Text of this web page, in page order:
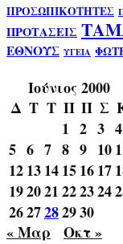
ΠΡΟΣΩΠΙΚΟΤΗΤΕΣ
ΠΡΟΤΑΣΕΙΣ
ΕΘΝΟΥΣ ΥΓΕΙΑ
Ιούνιος 2000
Δ Τ Τ Π Π Σ
1 2 3 4
5 6 7 8 9 10
121314151617
192021222324
2627282930
« Μαρ
Οκτ »